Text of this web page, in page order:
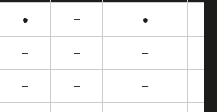
● – ●
– – –
– – –